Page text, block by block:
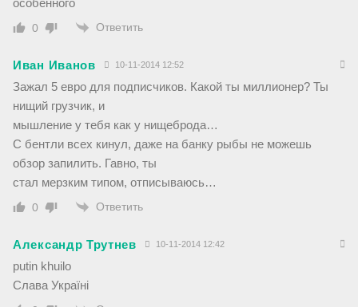
0 Ответить
Иван Иванов 10-11-2014 12:52
Зажал 5 евро для подписчиков. Какой ты миллионер? Ты
нищий грузчик, и
мышление у тебя как у нищеброда…
С бентли всех кинул, даже на банку рыбы не можешь
обзор запилить. Гавно, ты
стал мерзким типом, отписываюсь…
0 Ответить
Александр Трутнев 10-11-2014 12:42
putin khuilo
Слава Україні